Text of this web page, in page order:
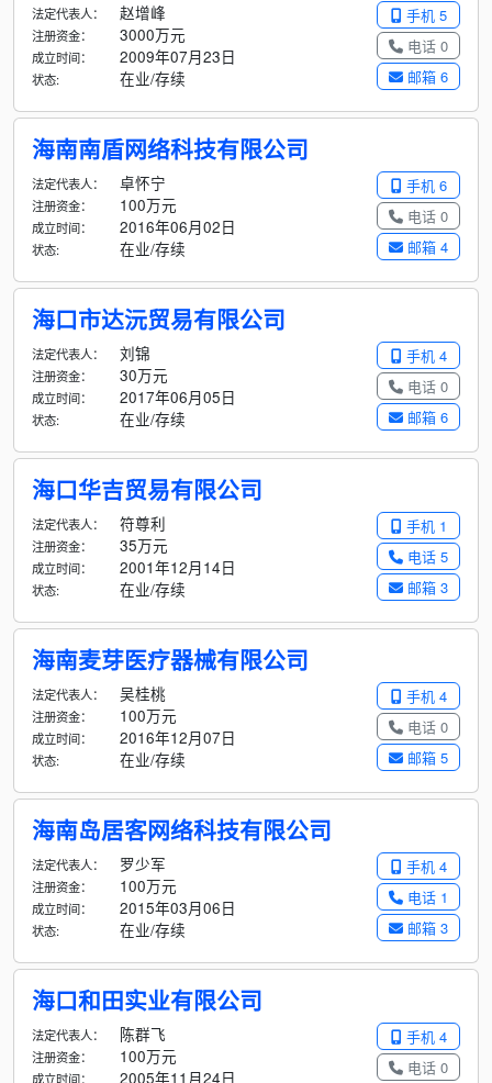
手机 5
电话 0
邮箱 6
法定代表人： 赵增峰
注册资金： 3000万元
成立时间： 2009年07月23日
状态: 在业/存续
海南南盾网络科技有限公司
手机 6
电话 0
邮箱 4
法定代表人： 卓怀宁
注册资金： 100万元
成立时间： 2016年06月02日
状态: 在业/存续
海口市达沅贸易有限公司
手机 4
电话 0
邮箱 6
法定代表人： 刘锦
注册资金： 30万元
成立时间： 2017年06月05日
状态: 在业/存续
海口华吉贸易有限公司
手机 1
电话 5
邮箱 3
法定代表人： 符尊利
注册资金： 35万元
成立时间： 2001年12月14日
状态: 在业/存续
海南麦芽医疗器械有限公司
手机 4
电话 0
邮箱 5
法定代表人： 吴桂桃
注册资金： 100万元
成立时间： 2016年12月07日
状态: 在业/存续
海南岛居客网络科技有限公司
手机 4
电话 1
邮箱 3
法定代表人： 罗少军
注册资金： 100万元
成立时间： 2015年03月06日
状态: 在业/存续
海口和田实业有限公司
手机 4
电话 0
法定代表人： 陈群飞
注册资金： 100万元
成立时间： 2005年11月24日